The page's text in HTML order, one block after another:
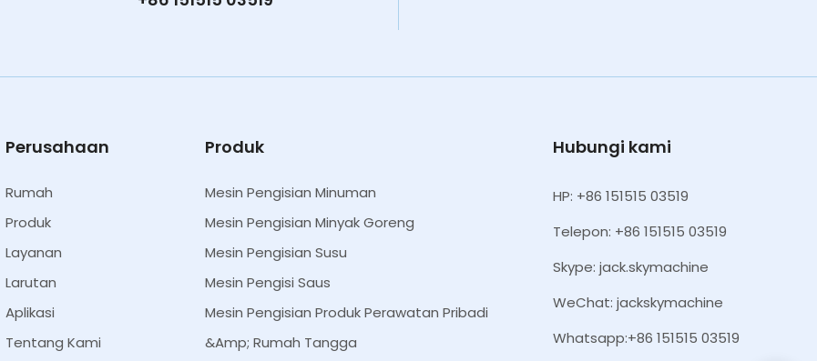
Perusahaan
Rumah
Produk
Layanan
Larutan
Aplikasi
Tentang Kami
Produk
Mesin Pengisian Minuman
Mesin Pengisian Minyak Goreng
Mesin Pengisian Susu
Mesin Pengisi Saus
Mesin Pengisian Produk Perawatan Pribadi
&amp; Rumah Tangga
Hubungi kami
HP: +86 151515 03519
Telepon: +86 151515 03519
Skype: jack.skymachine
WeChat: jackskymachine
Whatsapp:+86 151515 03519